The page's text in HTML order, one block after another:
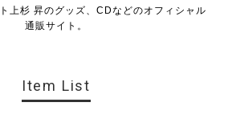
上杉 昇のグッズ、CDなどのオフィシャル
通販サイト。
Item List